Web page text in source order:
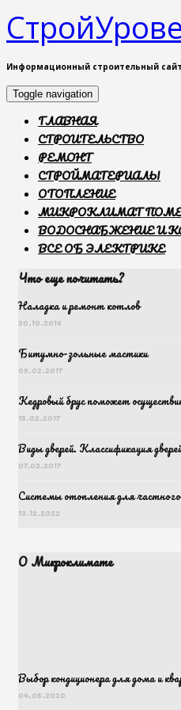
Информационный строительный
Toggle navigation
ГЛАВНАЯ
СТРОИТЕЛЬСТВО
РЕМОНТ
СТРОЙМАТЕРИАЛЫ
ОТОПЛЕНИЕ
МИКРОКЛИМАТ
ВОДОСНАБЖЕНИЕ И
ВСЕ ОБ ЭЛЕКТРИКЕ
Что еще почитать?
Наладка и ремонт котлов
30.10.2016
Битумно-зольные мастики
09.02.2017
Кедровый брус поможет
15.02.2017
Виды дверей. Классификация
07.03.2017
Системы отопления для
13.12.2022
О Микроклимате
Выбор кондиционера для дома и
04.05.2020